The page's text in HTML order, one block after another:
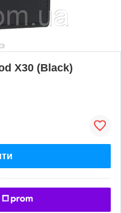
X30 (Black)